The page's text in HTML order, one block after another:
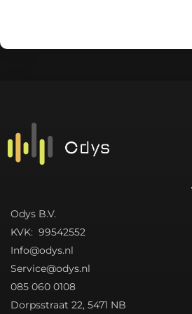
Odys B.V.
KVK: 99542552
Info@odys.nl
Service@odys.nl
085 060 0108
Dorpsstraat 22, 5471 NB